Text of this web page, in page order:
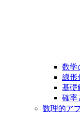
数学
線形
基礎
確率
数理的ア